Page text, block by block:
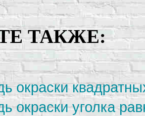
ТАКЖЕ:
окраски
окраски уголка